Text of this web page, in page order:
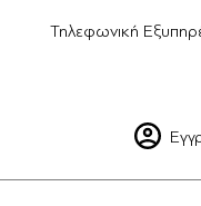
Τηλεφωνική